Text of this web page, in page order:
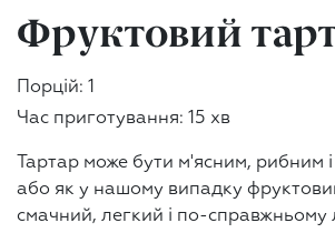
Фруктовий
Порцій: 1
Час приготування: 15 хв
Тартар може бути м'ясним, рибним
або як у нашому випадку
смачний, легкий і по-справжньому